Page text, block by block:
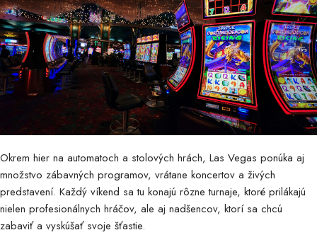
Okrem hier na automatoch a stolových hrách, Las Vegas ponúka aj
množstvo zábavných programov, vrátane koncertov a živých
predstavení. Každý víkend sa tu konajú rôzne turnaje, ktoré prilákajú
nielen profesionálnych hráčov, ale aj nadšencov, ktorí sa chcú
zabaviť a vyskúšať svoje šťastie.